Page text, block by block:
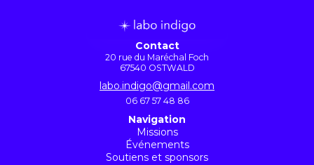
Contact
20 rue du Maréchal Foch
67540 OSTWALD
labo.indigo@gmail.com
06 67 57 48 86
Navigation
Missions
Événements
Soutiens et sponsors